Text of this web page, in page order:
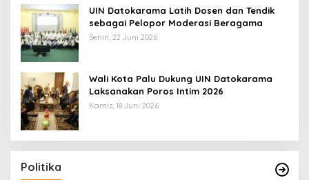
UIN Datokarama Latih Dosen dan Tendik
sebagai Pelopor Moderasi Beragama
Senin, 22 Juni 2026
Wali Kota Palu Dukung UIN Datokarama
Laksanakan Poros Intim 2026
Kamis, 18 Juni 2026
Politika
Hafid Ajak Sinergi Optimalkan Potensi